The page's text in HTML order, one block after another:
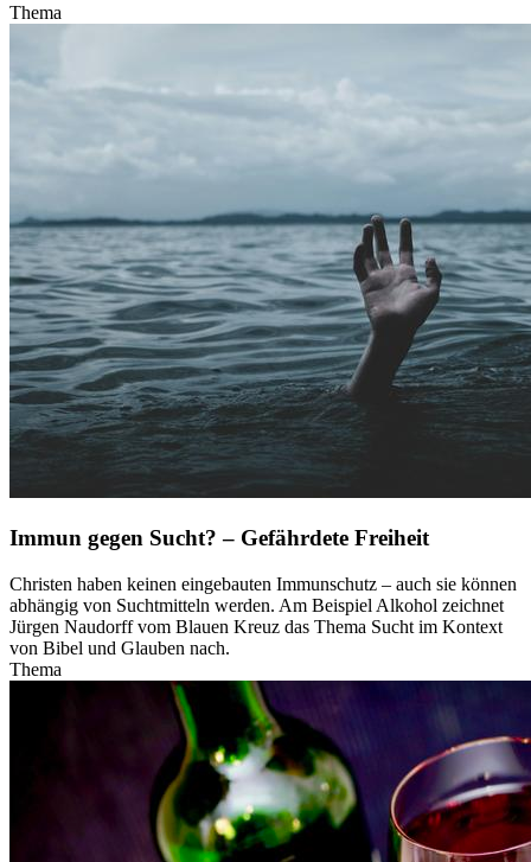
Thema
Immun gegen Sucht? – Gefährdete Freiheit
Christen haben keinen eingebauten Immunschutz – auch sie können
abhängig von Suchtmitteln werden. Am Beispiel Alkohol zeichnet
Jürgen Naudorff vom Blauen Kreuz das Thema Sucht im Kontext
von Bibel und Glauben nach.
Thema